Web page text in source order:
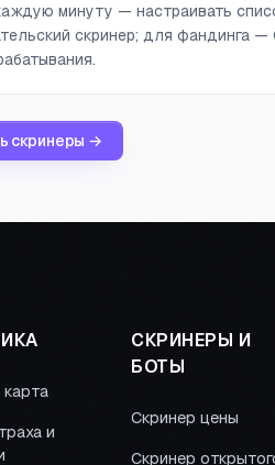
минуту — настраивать
скринер; для фандинга —
скринеры →
и
СКРИНЕРЫ И
БОТЫ
Скринер цены
Скринер